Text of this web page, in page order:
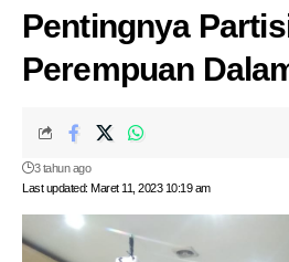
Pentingnya
Perempuan
Last updated: Maret 11, 2023 10:19 am
3 tahun ago